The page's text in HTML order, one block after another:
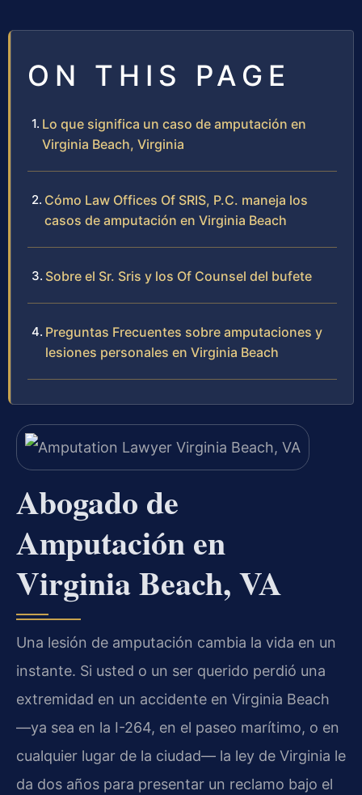
ON THIS PAGE
Lo que significa un caso de amputación en
Virginia Beach, Virginia
Cómo Law Offices Of SRIS, P.C. maneja los
casos de amputación en Virginia Beach
Sobre el Sr. Sris y los Of Counsel del bufete
Preguntas Frecuentes sobre amputaciones y
lesiones personales en Virginia Beach
Abogado de
Amputación en
Virginia Beach, VA
Una lesión de amputación cambia la vida en un
instante. Si usted o un ser querido perdió una
extremidad en un accidente en Virginia Beach
—ya sea en la I-264, en el paseo marítimo, o en
cualquier lugar de la ciudad— la ley de Virginia le
da dos años para presentar un reclamo bajo el